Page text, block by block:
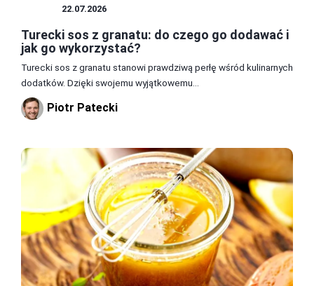
22.07.2026
Turecki sos z granatu: do czego go dodawać i
jak go wykorzystać?
Turecki sos z granatu stanowi prawdziwą perłę wśród kulinarnych
dodatków. Dzięki swojemu wyjątkowemu...
Piotr Patecki